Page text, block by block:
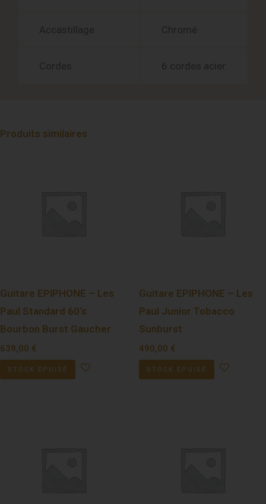
Accastillage Chromé
Cordes 6 cordes acier
Produits similaires
Guitare EPIPHONE – Les
Paul Standard 60’s
Bourbon Burst Gaucher
639,00 €
STOCK ÉPUISÉ
Guitare EPIPHONE – Les
Paul Junior Tobacco
Sunburst
490,00 €
STOCK ÉPUISÉ